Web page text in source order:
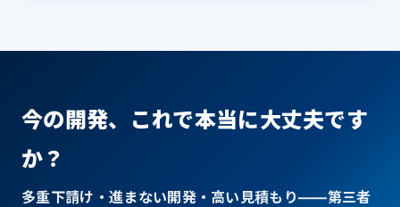
今の開発、これで本当に大丈夫です
か？
多重下請け・進まない開発・高い見積もり——第三者